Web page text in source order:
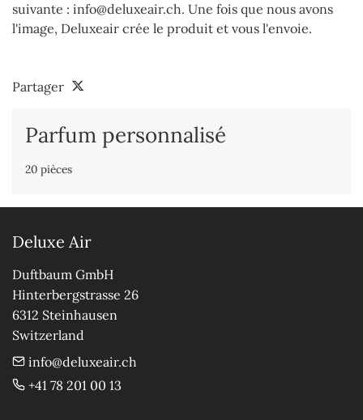
suivante : info@deluxeair.ch. Une fois que nous avons
l'image, Deluxeair crée le produit et vous l'envoie.
Partager
Parfum personnalisé
20 pièces
Deluxe Air
Duftbaum GmbH
Hinterbergstrasse 26
6312 Steinhausen
Switzerland
info@deluxeair.ch
+41 78 201 00 13